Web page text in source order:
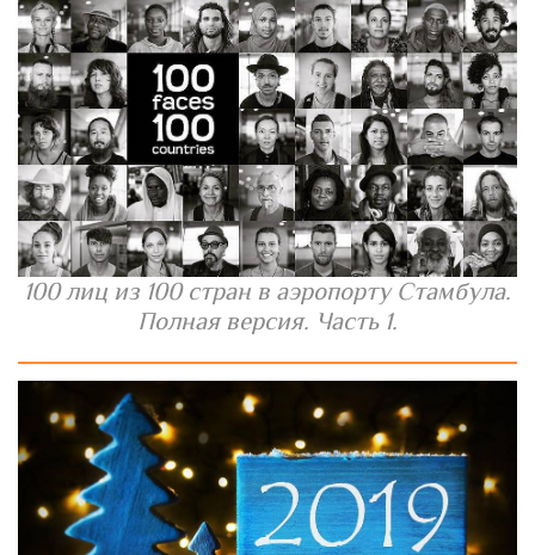
100 лиц из 100 стран в аэропорту Стамбула.
Полная версия. Часть 1.